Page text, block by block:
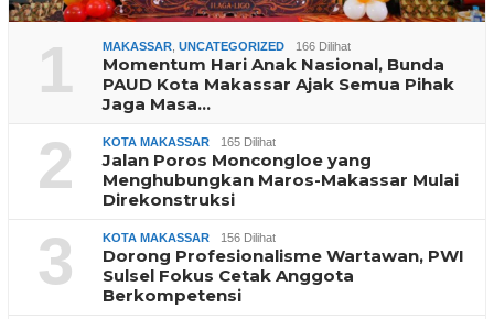
1 MAKASSAR UNCATEGORIZED 166 Dilihat
Momentum Hari Anak Nasional, Bunda
PAUD Kota Makassar Ajak Semua Pihak
Jaga Masa…
2 KOTA MAKASSAR 165 Dilihat
Jalan Poros Moncongloe yang
Menghubungkan Maros-Makassar Mulai
Direkonstruksi
3 KOTA MAKASSAR 156 Dilihat
Dorong Profesionalisme Wartawan, PWI
Sulsel Fokus Cetak Anggota
Berkompetensi